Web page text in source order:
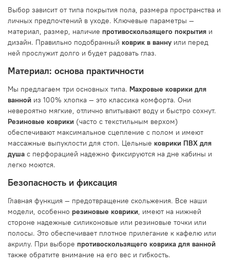
Выбор зависит от типа покрытия пола, размера пространства и
личных предпочтений в уходе. Ключевые параметры —
материал, размер, наличие противоскользящего покрытия и
дизайн. Правильно подобранный коврик в ванну или перед
ней прослужит долго и будет радовать глаз.
Материал: основа практичности
Мы предлагаем три основных типа. Махровые коврики для
ванной из 100% хлопка — это классика комфорта. Они
невероятно мягкие, отлично впитывают воду и быстро сохнут.
Резиновые коврики (часто с текстильным верхом)
обеспечивают максимальное сцепление с полом и имеют
массажные выпуклости для стоп. Цельные коврики ПВХ для
душа с перфорацией надежно фиксируются на дне кабины и
легко моются.
Безопасность и фиксация
Главная функция — предотвращение скольжения. Все наши
модели, особенно резиновые коврики , имеют на нижней
стороне надежные силиконовые или резиновые точки или
полосы. Это обеспечивает плотное прилегание к кафелю или
акрилу. При выборе противоскользящего коврика для ванной
также обратите внимание на его вес и гибкость.